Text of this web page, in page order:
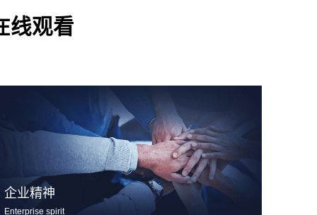
线观看
企业精神
Enterprise spirit